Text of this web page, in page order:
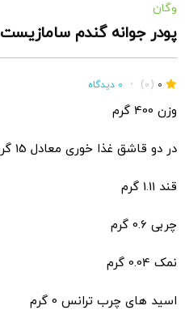
وگان
پودر جوانه گندم سامازیست
0
(0)
• 0 دیدگاه
وزن 400 گرم
در دو قاشق غذا خوری معادل 15 گرم
قند 1.11 گرم
چربی 0.6 گرم
نمک 0.04 گرم
اسید های چرب ترانس 0 گرم